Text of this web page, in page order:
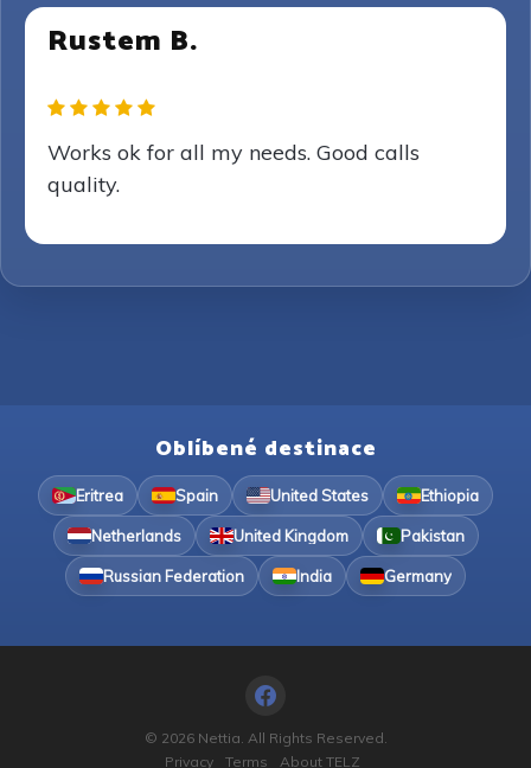
Rustem B.
Works ok for all my needs. Good calls
quality.
Oblíbené destinace
Eritrea Spain United States Ethiopia
Netherlands United Kingdom Pakistan
Russian Federation India Germany
© 2026 Nettia. All Rights Reserved.
Privacy
Terms About TELZ